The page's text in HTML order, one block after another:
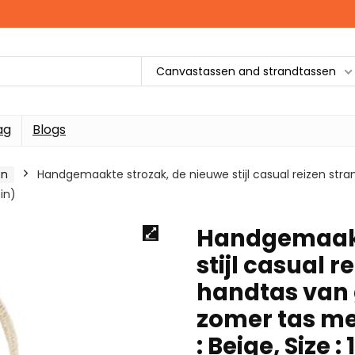
Canvastassen and strandtassen
Blogs
Handgemaakte strozak, de nieuwe stijl casual reizen
stijl casual
handtas van
zomer tas
: Beige, Size